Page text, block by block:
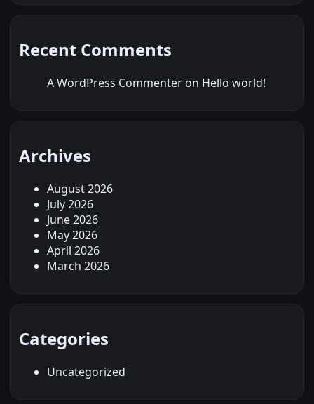
Recent Comments
A WordPress Commenter on Hello world!
Archives
August 2026
July 2026
June 2026
May 2026
April 2026
March 2026
Categories
Uncategorized